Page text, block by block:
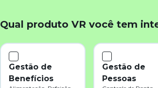
Qual produto VR você tem
Gestão de
Benefícios
Gestão de
Pessoas